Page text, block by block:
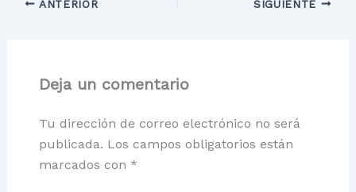
ANTERIOR SIGUIENTE
Deja un comentario
Tu dirección de correo electrónico no será
publicada. Los campos obligatorios están
marcados con *